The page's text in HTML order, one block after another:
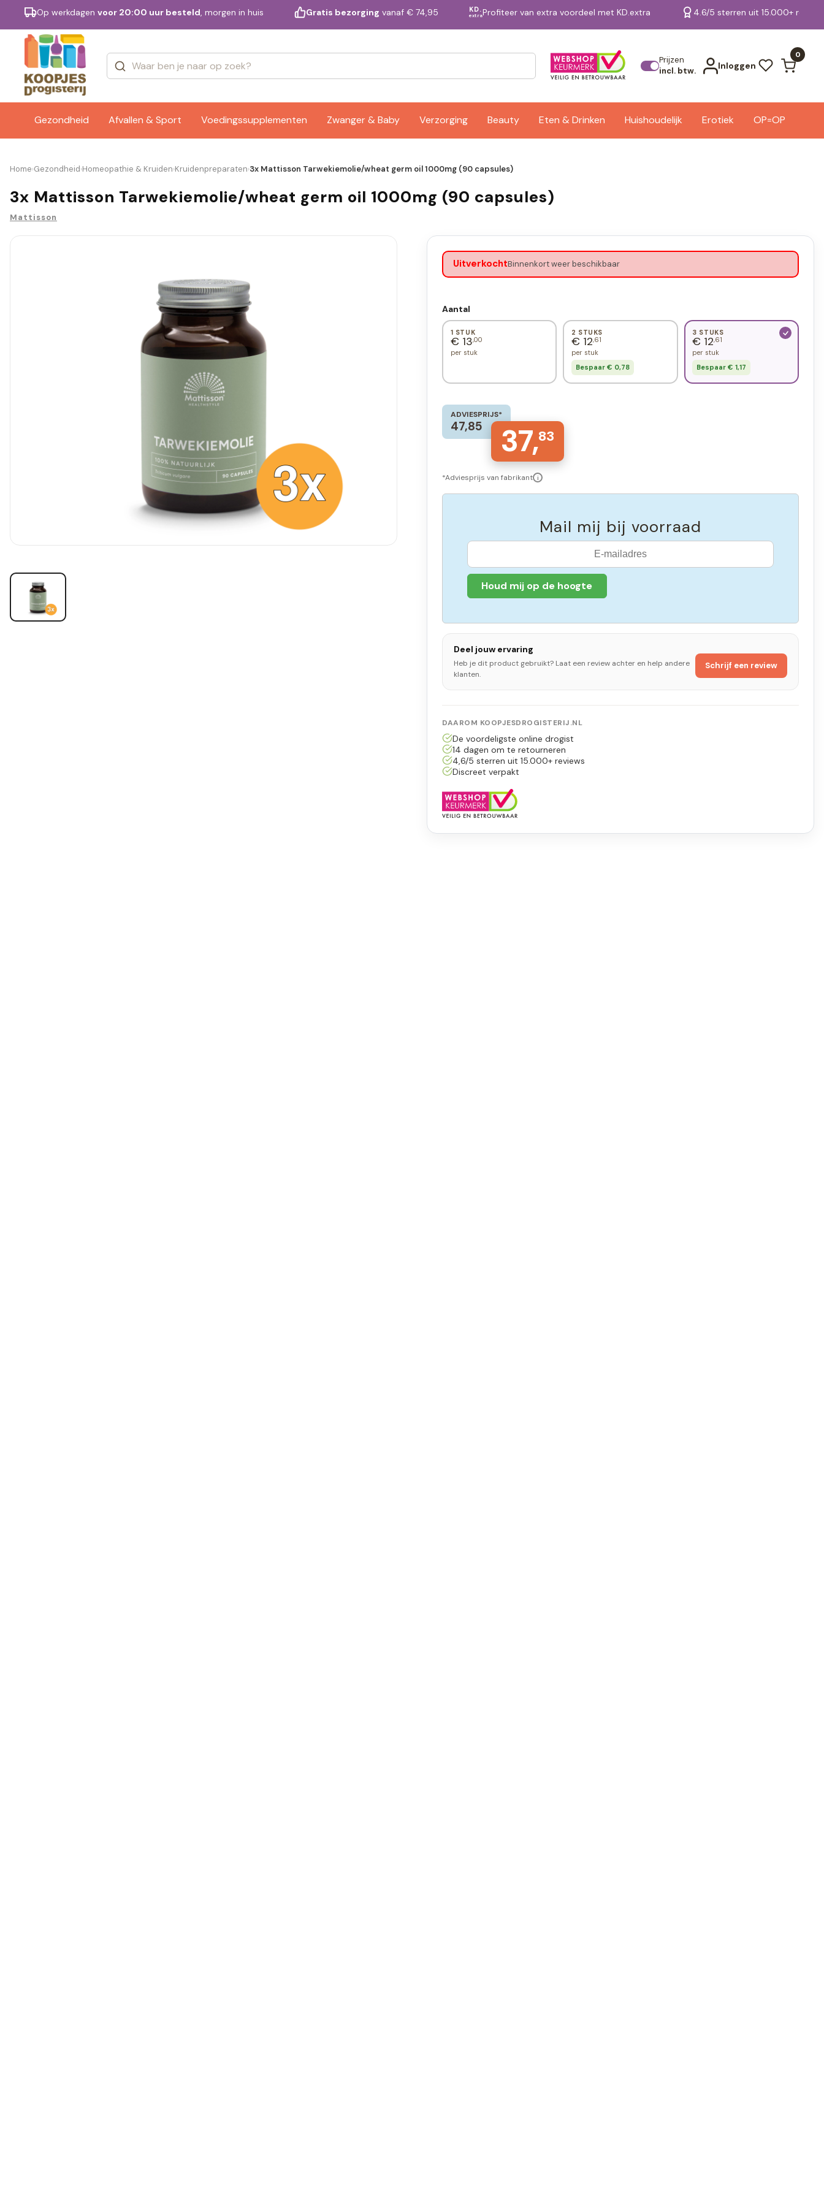
Op werkdagen voor 20:00 uur besteld, morgen in huis Gratis bezorging vanaf € 74,95 KD.
extraProfiteer van extra voordeel met KD.extra 4.6/5 sterren uit 15.000+
Prijzen
incl. btw.
Inloggen
0
Gezondheid Afvallen & Sport Voedingssupplementen Zwanger & Baby Verzorging Beauty Eten & Drinken Huishoudelijk Erotiek OP=OP
Merken Bekijk alle resultaten
Home›Gezondheid›Homeopathie & Kruiden›Kruidenpreparaten›3x Mattisson Tarwekiemolie/wheat germ oil 1000mg (90 capsules)
3x Mattisson Tarwekiemolie/wheat germ oil 1000mg (90 capsules)
Mattisson
UitverkochtBinnenkort weer beschikbaar
Aantal
1 STUK
€ 13,00
per stuk
2 STUKS
€ 12,61
per stuk
Bespaar € 0,78
3 STUKS
€ 12,61
per stuk
Bespaar € 1,17
ADVIESPRIJS*
47,85 37,83
*Adviesprijs van fabrikant i
Mail mij bij voorraad
Houd mij op de hoogte
Deel jouw ervaring
Heb je dit product gebruikt? Laat een review achter en help andere
klanten.
Schrijf een review
DAAROM KOOPJESDROGISTERIJ.NL
De voordeligste online drogist
14 dagen om te retourneren
4,6/5 sterren uit 15.000+ reviews
Discreet verpakt